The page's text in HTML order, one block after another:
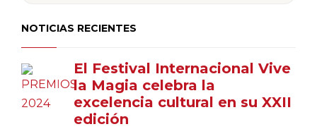
NOTICIAS RECIENTES
El Festival Internacional Vive
la Magia celebra la
excelencia cultural en su XXII
edición